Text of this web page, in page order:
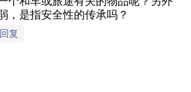
，是指安全性的传承吗？
回复